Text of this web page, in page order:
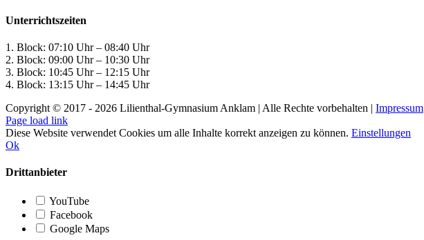
Unterrichtszeiten
1. Block: 07:10 Uhr – 08:40 Uhr
2. Block: 09:00 Uhr – 10:30 Uhr
3. Block: 10:45 Uhr – 12:15 Uhr
4. Block: 13:15 Uhr – 14:45 Uhr
Copyright © 2017 - 2026 Lilienthal-Gymnasium Anklam | Alle Rechte vorbehalten | Impressum
Page load link
Diese Website verwendet Cookies um alle Inhalte korrekt anzeigen zu können. Einstellungen
Ok
Drittanbieter
YouTube
Facebook
Google Maps